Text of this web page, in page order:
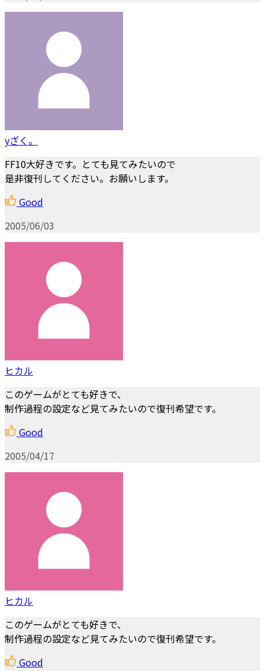
yざく。
FF10大好きです。とても見てみたいので
是非復刊してください。お願いします。
Good
2005/06/03
ヒカル
このゲームがとても好きで、
制作過程の設定など見てみたいので復刊希望です。
Good
2005/04/17
ヒカル
このゲームがとても好きで、
制作過程の設定など見てみたいので復刊希望です。
Good